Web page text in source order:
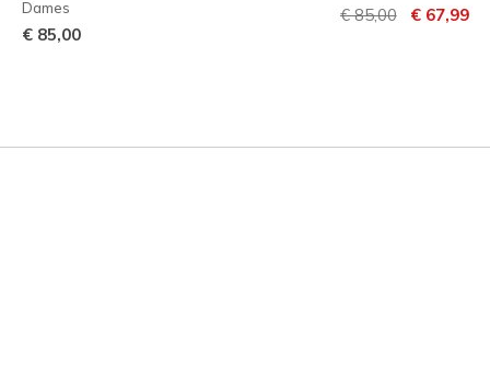
Dames
€ 85,00
Prijs verlaagd van
€ 85,00naar
€ 67,99